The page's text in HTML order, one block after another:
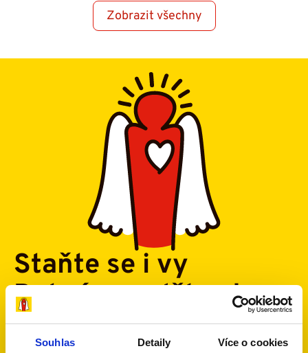
Souhlas Detaily Více o cookies
Zobrazit všechny
Staňte se i vy
Dobrým andělem!
jeden z rodičů potýká s onkologickým nebo